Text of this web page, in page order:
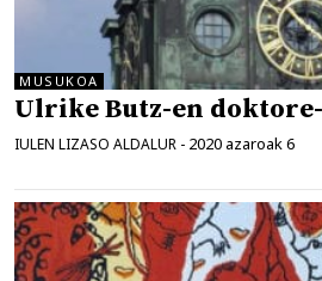
MUSUKOA
Ulrike Butz-en
IULEN LIZASO ALDALUR - 2020 azaroak 6